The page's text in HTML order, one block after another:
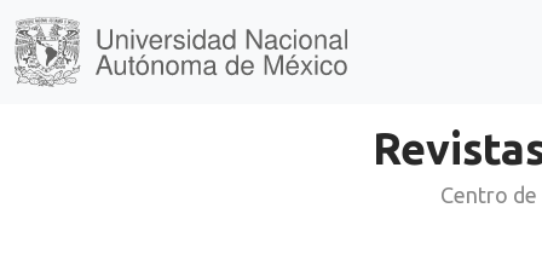
Centro de